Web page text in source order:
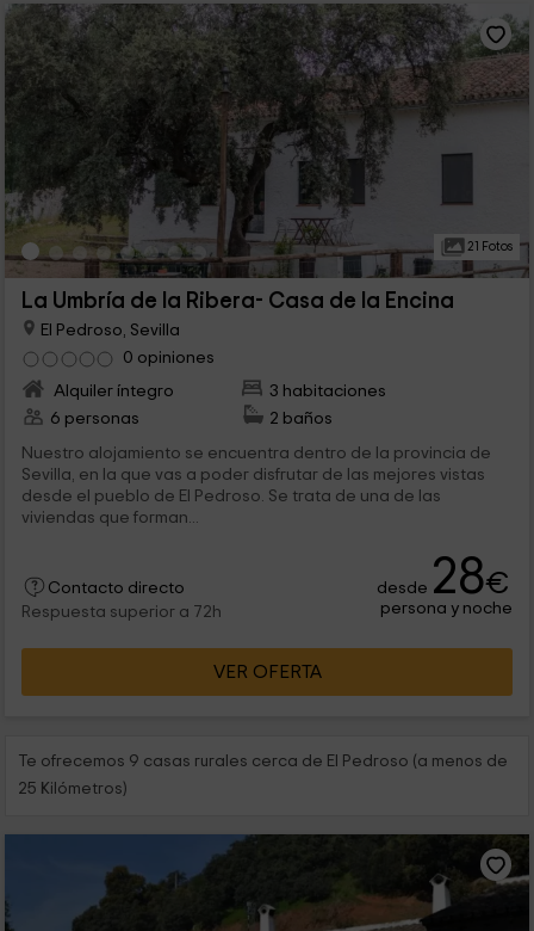
21 Fotos
La Umbría de la Ribera- Casa de la Encina
El Pedroso, Sevilla
0 opiniones
Alquiler íntegro
3 habitaciones
6 personas
2 baños
Nuestro alojamiento se encuentra dentro de la provincia de
Sevilla, en la que vas a poder disfrutar de las mejores vistas
desde el pueblo de El Pedroso. Se trata de una de las
viviendas que forman...
Contacto directo
Respuesta superior a 72h
desde 28€
persona y noche
VER OFERTA
Te ofrecemos 9 casas rurales cerca de El Pedroso (a menos de
25 Kilómetros)